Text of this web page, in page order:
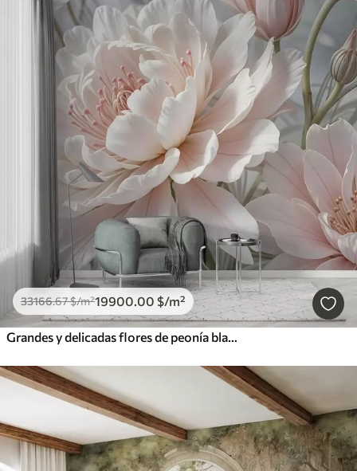
33166.67$/m²19900.00 $/m²
Grandes y delicadas flores de peonía blancas y rosas con pétalos suaves y esponjosos sobre un fondo gris difuminado